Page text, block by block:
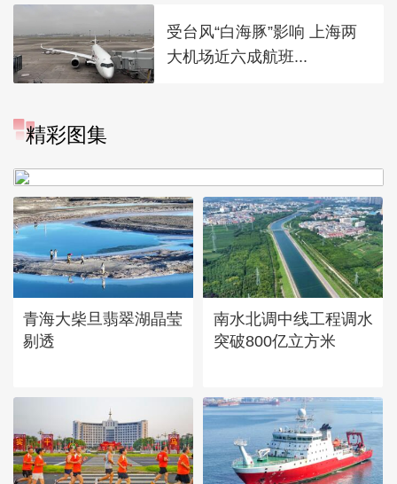
受台风“白海豚”影响 上海两
大机场近六成航班...
精彩图集
“大地指纹”奏响夏夜文旅乐
青海大柴旦翡翠湖晶莹
剔透
南水北调中线工程调水
突破800亿立方米